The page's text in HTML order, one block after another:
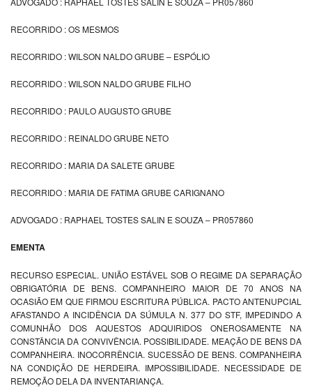
RECORRIDO : OS MESMOS
RECORRIDO : WILSON NALDO GRUBE – ESPÓLIO
RECORRIDO : WILSON NALDO GRUBE FILHO
RECORRIDO : PAULO AUGUSTO GRUBE
RECORRIDO : REINALDO GRUBE NETO
RECORRIDO : MARIA DA SALETE GRUBE
RECORRIDO : MARIA DE FATIMA GRUBE CARIGNANO
ADVOGADO : RAPHAEL TOSTES SALIN E SOUZA – PR057860
EMENTA
RECURSO ESPECIAL. UNIÃO ESTÁVEL SOB O REGIME DA SEPARAÇÃO
OBRIGATÓRIA DE BENS. COMPANHEIRO MAIOR DE 70 ANOS NA
OCASIÃO EM QUE FIRMOU ESCRITURA PÚBLICA. PACTO ANTENUPCIAL
AFASTANDO A INCIDÊNCIA DA SÚMULA N. 377 DO STF, IMPEDINDO A
COMUNHÃO DOS AQUESTOS ADQUIRIDOS ONEROSAMENTE NA
CONSTÂNCIA DA CONVIVÊNCIA. POSSIBILIDADE. MEAÇÃO DE BENS DA
COMPANHEIRA. INOCORRÊNCIA. SUCESSÃO DE BENS. COMPANHEIRA
NA CONDIÇÃO DE HERDEIRA. IMPOSSIBILIDADE. NECESSIDADE DE
REMOÇÃO DELA DA INVENTARIANÇA.